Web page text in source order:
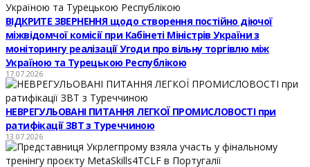
ВІДКРИТЕ ЗВЕРНЕННЯ щодо створення постійно діючої
міжвідомчої комісії при Кабінеті Міністрів України з
моніторингу реалізації Угоди про вільну торгівлю між
Україною та Турецькою Республікою
17.07.2026
НЕВРЕГУЛЬОВАНІ ПИТАННЯ ЛЕГКОЇ ПРОМИСЛОВОСТІ при
ратифікації ЗВТ з Туреччиною
13.07.2026